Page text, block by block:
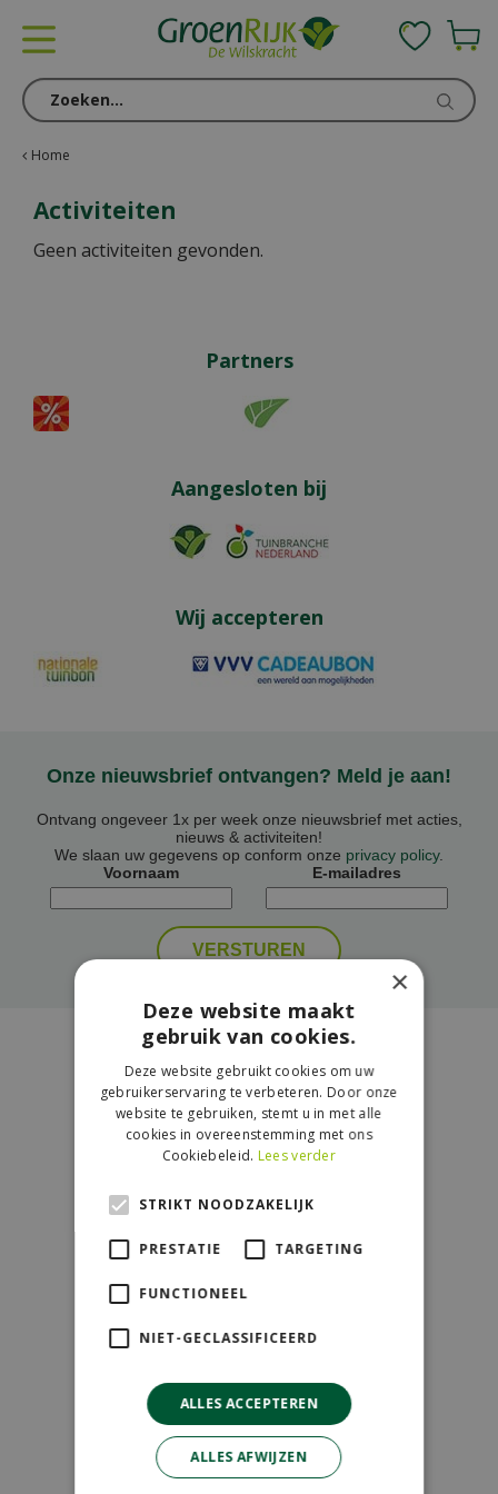
Home
Activiteiten
Geen activiteiten gevonden.
Partners
Aangesloten bij
Wij accepteren
Onze nieuwsbrief ontvangen? Meld je aan!
Ontvang ongeveer 1x per week onze nieuwsbrief met acties,
nieuws & activiteiten!
We slaan uw gegevens op conform onze privacy policy.
Voornaam
E-mailadres
Contact
GroenRijk de Wilskracht
Donau 119
2491 BB Den Haag
070-3274501
info@dewilskracht.groenrijk.nl
Openingstijden
Dinsdag
09:00 - 18:00
Woensdag
09:00 - 18:00
Donderdag
09:00 - 18:00
Vrijdag
09:00 - 18:00
×
Deze website maakt
gebruik van cookies.
Deze website gebruikt cookies om uw
gebruikerservaring te verbeteren. Door onze
website te gebruiken, stemt u in met alle
cookies in overeenstemming met ons
Cookiebeleid. Lees verder
STRIKT NOODZAKELIJK
PRESTATIE TARGETING
FUNCTIONEEL
NIET-GECLASSIFICEERD
ALLES ACCEPTEREN
ALLES AFWIJZEN